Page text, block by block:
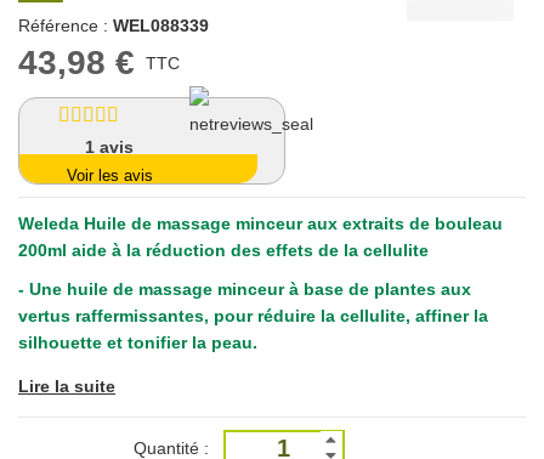
Référence : WEL088339
43,98 € TTC
1avis
Voir les avis
Weleda Huile de massage minceur aux extraits de bouleau
200ml aide à la réduction des effets de la cellulite
- Une huile de massage minceur à base de plantes aux
vertus raffermissantes, pour réduire la cellulite, affiner la
silhouette et tonifier la peau.
Lire la suite
Quantité :